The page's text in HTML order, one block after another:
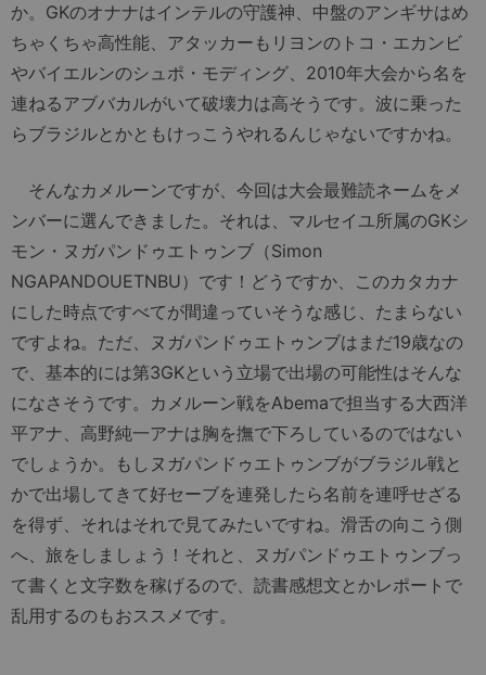
か。GKのオナナはインテルの守護神、中盤のアンギサはめ
ちゃくちゃ高性能、アタッカーもリヨンのトコ・エカンビ
やバイエルンのシュポ・モディング、2010年大会から名を
連ねるアブバカルがいて破壊力は高そうです。波に乗った
らブラジルとかともけっこうやれるんじゃないですかね。
そんなカメルーンですが、今回は大会最難読ネームをメ
ンバーに選んできました。それは、マルセイユ所属のGKシ
モン・ヌガパンドゥエトゥンブ（Simon
NGAPANDOUETNBU）です！どうですか、このカタカナ
にした時点ですべてが間違っていそうな感じ、たまらない
ですよね。ただ、ヌガパンドゥエトゥンブはまだ19歳なの
で、基本的には第3GKという立場で出場の可能性はそんな
になさそうです。カメルーン戦をAbemaで担当する大西洋
平アナ、高野純一アナは胸を撫で下ろしているのではない
でしょうか。もしヌガパンドゥエトゥンブがブラジル戦と
かで出場してきて好セーブを連発したら名前を連呼せざる
を得ず、それはそれで見てみたいですね。滑舌の向こう側
へ、旅をしましょう！それと、ヌガパンドゥエトゥンブっ
て書くと文字数を稼げるので、読書感想文とかレポートで
乱用するのもおススメです。